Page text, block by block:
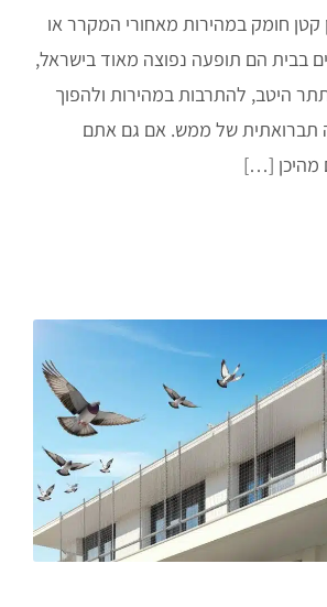
קטן חומק במהירות מאחורי המקרר או
בבית הם תופעה נפוצה מאוד בישראל,
היטב, להתרבות במהירות ולהפוך
תברואתית של ממש. אם גם אתם
מהיכן […]